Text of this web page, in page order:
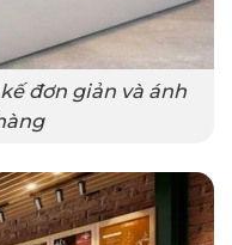
đơn giản và ánh